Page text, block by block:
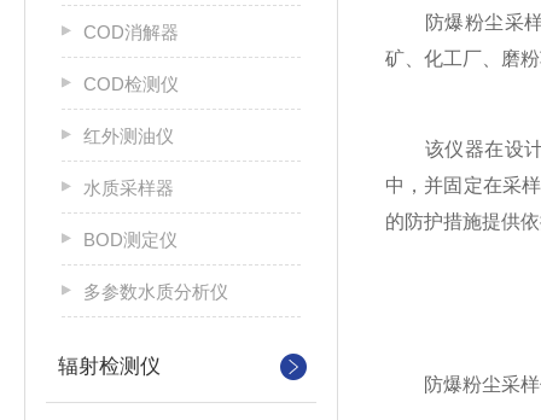
COD消解器
COD检测仪
红外测油仪
水质采样器
BOD测定仪
多参数水质分析仪
辐射检测仪
防爆粉尘采样
矿、化工厂、磨
该仪器在设计
中，并固定在采
的防护措施提供
防爆粉尘采样仪